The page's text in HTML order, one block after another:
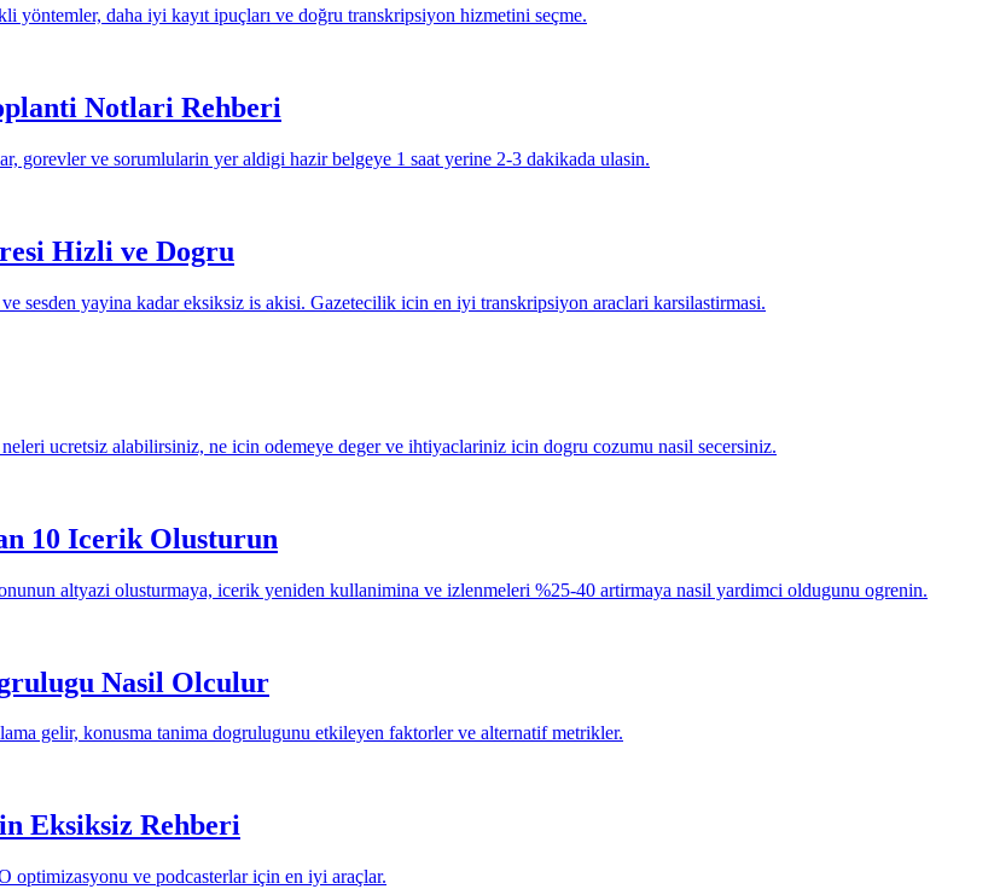
yöntemler, daha iyi kayıt ipuçları ve doğru transkripsiyon hizmetini seçme.
Notlari Rehberi
gorevler ve sorumlularin yer aldigi hazir belgeye 1 saat yerine 2-3 dakikada ulasin.
Hizli ve Dogru
sesden yayina kadar eksiksiz is akisi. Gazetecilik icin en iyi transkripsiyon araclari karsilastirmasi.
ucretsiz alabilirsiniz, ne icin odemeye deger ve ihtiyaclariniz icin dogru cozumu nasil secersiniz.
10 Icerik Olusturun
altyazi olusturmaya, icerik yeniden kullanimina ve izlenmeleri %25-40 artirmaya nasil yardimci oldugunu ogrenin.
Nasil Olculur
gelir, konusma tanima dogrulugunu etkileyen faktorler ve alternatif metrikler.
Eksiksiz Rehberi
optimizasyonu ve podcasterlar için en iyi araçlar.